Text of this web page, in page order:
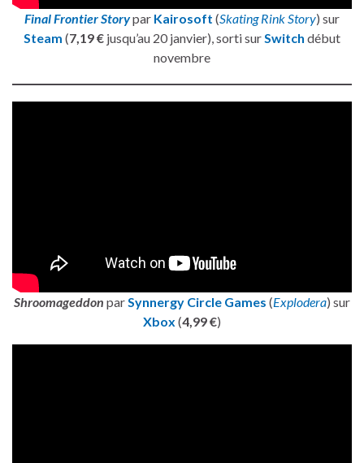
Final Frontier Storypar Kairosoft (Skating Rink Story) sur
Steam (7,19 € jusqu’au 20 janvier), sorti surSwitch début
novembre
Shroomageddon parSynnergy Circle Games (Explodera) sur
Xbox (4,99 €)